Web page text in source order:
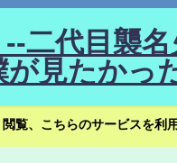
二代目襲
見たかっ
覧、こちらのサービスを